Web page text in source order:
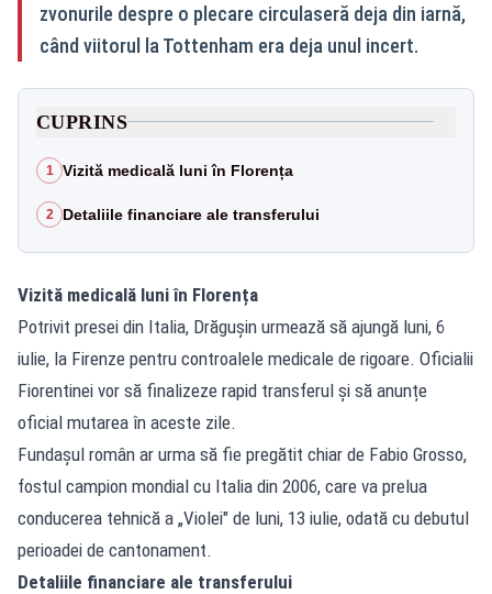
zvonurile despre o plecare circulaseră deja din iarnă,
când viitorul la Tottenham era deja unul incert.
CUPRINS
1 Vizită medicală luni în Florența
2 Detaliile financiare ale transferului
Vizită medicală luni în Florența
Potrivit presei din Italia, Drăgușin urmează să ajungă luni, 6
iulie, la Firenze pentru controalele medicale de rigoare. Oficialii
Fiorentinei vor să finalizeze rapid transferul și să anunțe
oficial mutarea în aceste zile.
Fundașul român ar urma să fie pregătit chiar de Fabio Grosso,
fostul campion mondial cu Italia din 2006, care va prelua
conducerea tehnică a „Violei" de luni, 13 iulie, odată cu debutul
perioadei de cantonament.
Detaliile financiare ale transferului